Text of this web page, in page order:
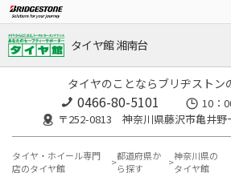
タイヤ館 湘南台
タイヤのことならブリヂストン
0466-80-5101
10：
〒252-0813 神奈川県藤沢市亀井野
タイヤ・ホイール専門
店のタイヤ館
都道府県か
ら探す
神奈川県の
タイヤ館